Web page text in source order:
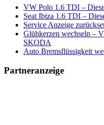
VW Polo 1.6 TDI –
Seat Ibiza 1.6 TDI –
Service Anzeige
Glühkerzen wechseln –
SKODA
Auto Bremsflüssigkeit
Partneranzeige